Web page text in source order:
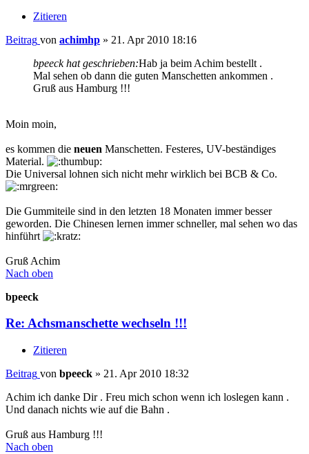
Zitieren
Beitrag von achimhp » 21. Apr 2010 18:16
bpeeck hat geschrieben:Hab ja beim Achim bestellt .
Mal sehen ob dann die guten Manschetten ankommen .
Gruß aus Hamburg !!!
Moin moin,
es kommen die neuen Manschetten. Festeres, UV-beständiges
Material.
Die Universal lohnen sich nicht mehr wirklich bei BCB & Co.
Die Gummiteile sind in den letzten 18 Monaten immer besser
geworden. Die Chinesen lernen immer schneller, mal sehen wo das
hinführt
Gruß Achim
Nach oben
bpeeck
Re: Achsmanschette wechseln !!!
Zitieren
Beitrag von bpeeck » 21. Apr 2010 18:32
Achim ich danke Dir . Freu mich schon wenn ich loslegen kann .
Und danach nichts wie auf die Bahn .
Gruß aus Hamburg !!!
Nach oben